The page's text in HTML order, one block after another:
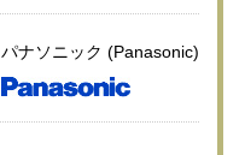
パナソニック (Panasonic)